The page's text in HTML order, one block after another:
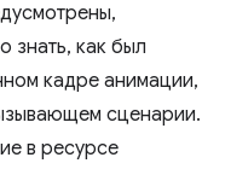
знать, как был
кадре анимации,
сценарии.
в ресурсе